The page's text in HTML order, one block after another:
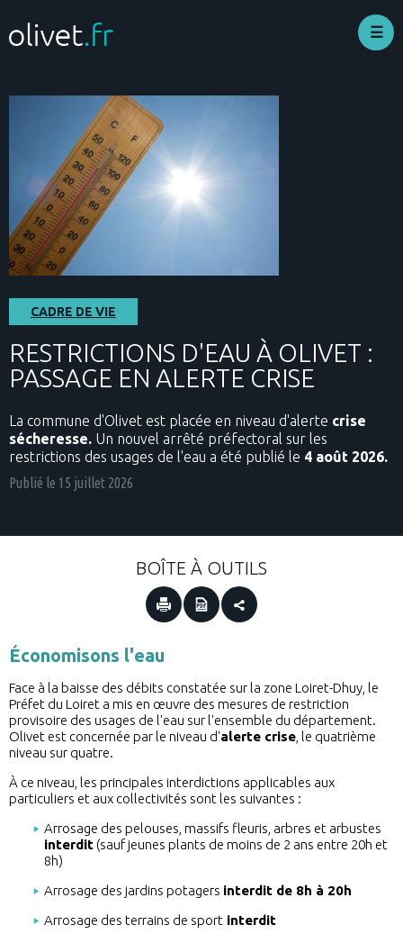
contenu
principal
CADRE DE VIE
RESTRICTIONS D'EAU À OLIVET :
PASSAGE EN ALERTE CRISE
La commune d'Olivet est placée en niveau d'alerte crise
sécheresse. Un nouvel arrêté préfectoral sur les
restrictions des usages de l'eau a été publié le 4 août 2026.
Publié le 15 juillet 2026
BOÎTE À OUTILS
Économisons l'eau
Face à la baisse des débits constatée sur la zone Loiret-Dhuy, le
Préfet du Loiret a mis en œuvre des mesures de restriction
provisoire des usages de l'eau sur l'ensemble du département.
Olivet est concernée par le niveau d'alerte crise , le quatrième
niveau sur quatre.
À ce niveau, les principales interdictions applicables aux
particuliers et aux collectivités sont les suivantes :
Arrosage des pelouses, massifs fleuris, arbres et arbustes
interdit (sauf jeunes plants de moins de 2 ans entre 20h et
8h)
Arrosage des jardins potagers interdit de 8h à 20h
Arrosage des terrains de sport interdit